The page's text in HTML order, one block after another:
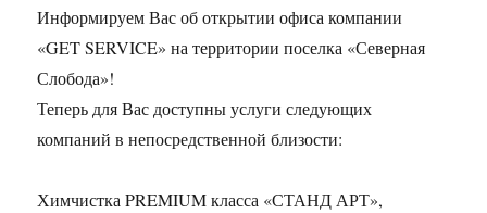
Информируем Вас об открытии офиса компании
«GET SERVICE» на территории поселка «Северная
Слобода»!
Теперь для Вас доступны услуги следующих
компаний в непосредственной близости:
Химчистка PREMIUM класса «СТАНД АРТ»,